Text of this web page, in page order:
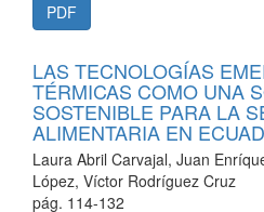
PDF
LAS TECNOLOGÍAS
TÉRMICAS COMO UNA
SOSTENIBLE PARA LA
ALIMENTARIA EN
Laura Abril Carvajal, Juan
López, Víctor Rodríguez Cruz
pág. 114-132